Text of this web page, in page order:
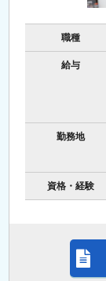
職種
給与
勤務地
資格・経験